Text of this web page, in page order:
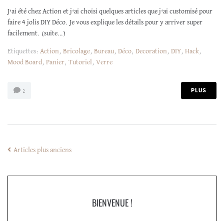
J'ai été chez Action et j'ai choisi quelques articles que j'ai customisé pour
faire 4 jolis DIY Déco. Je vous explique les détails pour y arriver super
facilement. (suite…)
Etiquettes: Action, Bricolage, Bureau, Déco, Decoration, DIY, Hack,
Mood Board, Panier, Tutoriel , Verre
2 PLUS
Articles plus anciens
BIENVENUE !